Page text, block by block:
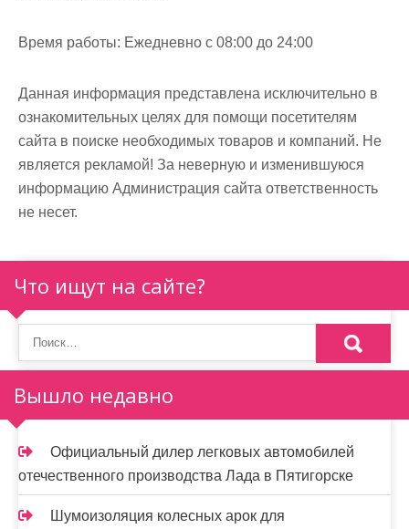
Время работы: Ежедневно с 08:00 до 24:00
Данная информация представлена исключительно в
ознакомительных целях для помощи посетителям
сайта в поиске необходимых товаров и компаний. Не
является рекламой! За неверную и изменившуюся
информацию Администрация сайта ответственность
не несет.
Что ищут на сайте?
Вышло недавно
Официальный дилер легковых автомобилей
отечественного производства Лада в Пятигорске
Шумоизоляция колесных арок для